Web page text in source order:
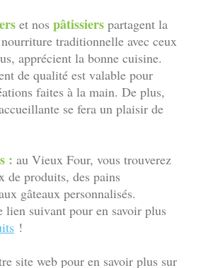
et nos pâtissiers partagent la
traditionnelle avec ceux
apprécient la bonne cuisine.
de qualité est valable pour
faites à la main. De plus,
se fera un plaisir de
: au Vieux Four, vous trouverez
de produits, des pains
gâteaux personnalisés.
lien suivant pour en savoir plus
!
site web pour en savoir plus sur